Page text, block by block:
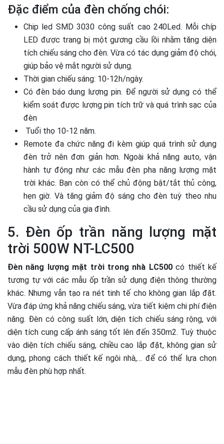
Đặc điểm của đèn chống chói:
Chip led SMD 3030 công suất cao 240Led. Mỗi chíp
LED được trang bị một gương cầu lồi nhằm tăng diện
tích chiếu sáng cho đèn. Vừa có tác dụng giảm độ chói,
giúp bảo vệ mắt người sử dụng.
Thời gian chiếu sáng: 10-12h/ngày.
Có đèn báo dung lượng pin. Để người sử dụng có thể
kiểm soát được lượng pin tích trữ và quá trình sạc của
đèn
Tuổi thọ 10-12 năm.
Remote đa chức năng đi kèm giúp quá trình sử dụng
đèn trở nên đơn giản hơn. Ngoài khả năng auto, vận
hành tự động như các mẫu đèn pha năng lượng mặt
trời khác. Bạn còn có thể chủ động bật/tắt thủ công,
hẹn giờ. Và tăng giảm độ sáng cho đèn tuỳ theo nhu
cầu sử dụng của gia đình.
5. Đèn ốp trần năng lượng mặt
trời 500W NT-LC500
Đèn năng lượng mặt trời trong nhà LC500có thiết kế
tương tự với các mẫu ốp trần sử dụng điện thông thường
khác. Nhưng vẫn tạo ra nét tinh tế cho không gian lắp đặt.
Vừa đáp ứng khả năng chiếu sáng, vừa tiết kiệm chi phí điện
năng. Đèn có công suất lớn, diện tích chiếu sáng rộng, với
diện tích cung cấp ánh sáng tốt lên đến 350m2. Tuỳ thuộc
vào diện tích chiếu sáng, chiều cao lắp đặt, không gian sử
dụng, phong cách thiết kế ngôi nhà,… để có thể lựa chọn
mẫu đèn phù hợp nhất.